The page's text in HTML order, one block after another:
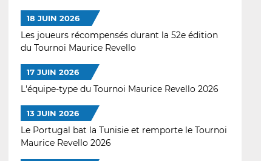
18 JUIN 2026
Les joueurs récompensés durant la 52e édition
du Tournoi Maurice Revello
17 JUIN 2026
L'équipe-type du Tournoi Maurice Revello 2026
13 JUIN 2026
Le Portugal bat la Tunisie et remporte le Tournoi
Maurice Revello 2026